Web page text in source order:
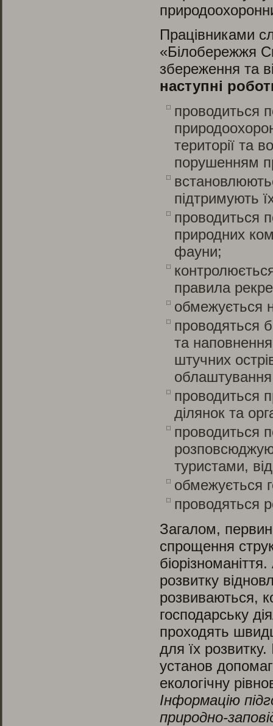
Працівниками
«Білобережжя
збереження та
наступні
проводиться
території та
порушенням
підтримують
проводиться
природних
фауни;
правила
обмежується
проводяться
та
штучних
проводиться
ділянок та
проводиться
туристами,
обмежується
проводяться
Загалом,
спрощення
розвитку
розвиваються,
господарську
проходять
для їх розвитку.
установ
екологічну
Інформацію
природно-